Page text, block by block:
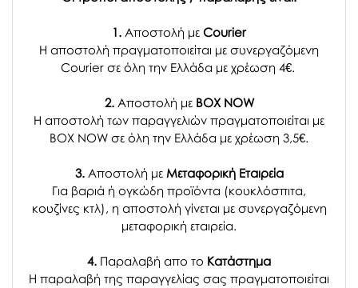
1. Αποστολή με Courier
Η αποστολή πραγματοποιείται με συνεργαζόμενη
Courier σε όλη την Ελλάδα με χρέωση 4€.
2. Αποστολή μεBOX NOW
Η αποστολή των παραγγελιών πραγματοποιείται με
BOX NOW σε όλη την Ελλάδα με χρέωση 3,5€.
3. Αποστολή μεΜεταφορική Εταιρεία
Για βαριά ή ογκώδη προϊόντα (κουκλόσπιτα,
κουζίνες κτλ), η αποστολή γίνεται με συνεργαζόμενη
μεταφορική εταιρεία.
4. Παραλαβή απο το Κατάστημα
H παραλαβή της παραγγελίας σας πραγματοποιείται